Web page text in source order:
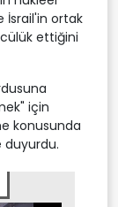
İsrail'in ortak
ettiğini
için
konusunda
duyurdu.